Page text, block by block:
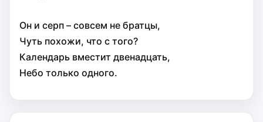
Он и серп – совсем не братцы,
Чуть похожи, что с того?
Календарь вместит двенадцать,
Небо только одного.